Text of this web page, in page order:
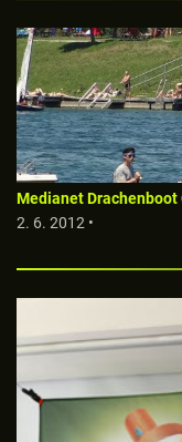
Medianet Drachenboot
2. 6. 2012 •